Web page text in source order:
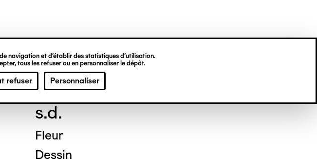
navigation et d’établir des statistiques d’utilisation.
tous les refuser ou en personnaliser le dépôt.
refuser Personnaliser
Benjamin BONJOUR
s.d.
Fleur
Dessin